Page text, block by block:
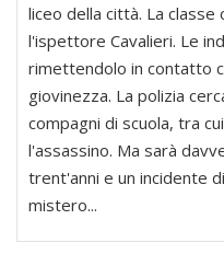
liceo della città. La
l'ispettore Cavalieri. Le
rimettendolo in contatto
giovinezza. La polizia
compagni di scuola, tra
l'assassino. Ma sarà
trent'anni e un incidente
mistero...